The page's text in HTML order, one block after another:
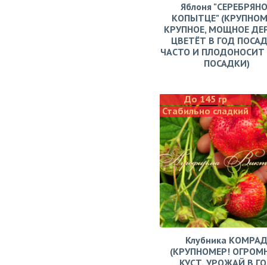
Яблоня
КОПЫТЦЕ"
КРУПНОЕ, МОЩНОЕ
ЦВЕТЁТ В ГОД
ЧАСТО И ПЛОДОНОСИТ
ПОСАДКИ)
До 145 гр
Стабильно сладкий
Клубника КОМРАД
(КРУПНОМЕР!